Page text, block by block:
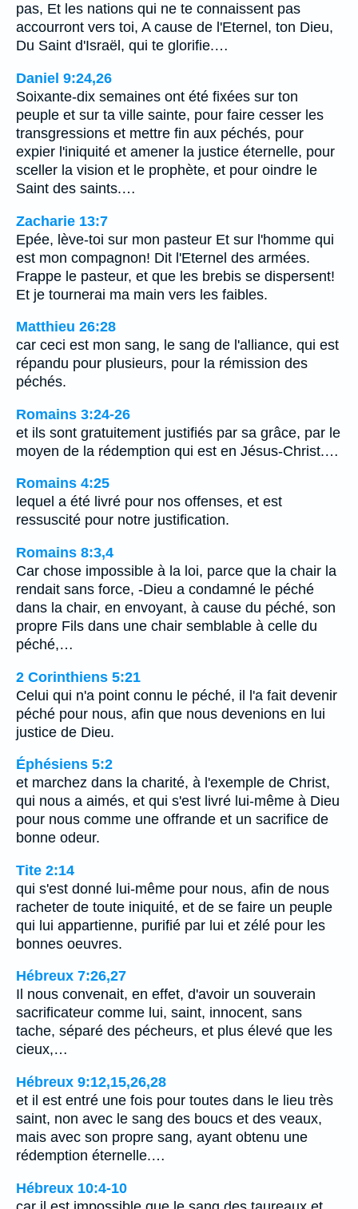
pas, Et les nations qui ne te connaissent pas
accourront vers toi, A cause de l'Eternel, ton Dieu,
Du Saint d'Israël, qui te glorifie.…
Daniel 9:24,26
Soixante-dix semaines ont été fixées sur ton
peuple et sur ta ville sainte, pour faire cesser les
transgressions et mettre fin aux péchés, pour
expier l'iniquité et amener la justice éternelle, pour
sceller la vision et le prophète, et pour oindre le
Saint des saints.…
Zacharie 13:7
Epée, lève-toi sur mon pasteur Et sur l'homme qui
est mon compagnon! Dit l'Eternel des armées.
Frappe le pasteur, et que les brebis se dispersent!
Et je tournerai ma main vers les faibles.
Matthieu 26:28
car ceci est mon sang, le sang de l'alliance, qui est
répandu pour plusieurs, pour la rémission des
péchés.
Romains 3:24-26
et ils sont gratuitement justifiés par sa grâce, par le
moyen de la rédemption qui est en Jésus-Christ.…
Romains 4:25
lequel a été livré pour nos offenses, et est
ressuscité pour notre justification.
Romains 8:3,4
Car chose impossible à la loi, parce que la chair la
rendait sans force, -Dieu a condamné le péché
dans la chair, en envoyant, à cause du péché, son
propre Fils dans une chair semblable à celle du
péché,…
2 Corinthiens 5:21
Celui qui n'a point connu le péché, il l'a fait devenir
péché pour nous, afin que nous devenions en lui
justice de Dieu.
Éphésiens 5:2
et marchez dans la charité, à l'exemple de Christ,
qui nous a aimés, et qui s'est livré lui-même à Dieu
pour nous comme une offrande et un sacrifice de
bonne odeur.
Tite 2:14
qui s'est donné lui-même pour nous, afin de nous
racheter de toute iniquité, et de se faire un peuple
qui lui appartienne, purifié par lui et zélé pour les
bonnes oeuvres.
Hébreux 7:26,27
Il nous convenait, en effet, d'avoir un souverain
sacrificateur comme lui, saint, innocent, sans
tache, séparé des pécheurs, et plus élevé que les
cieux,…
Hébreux 9:12,15,26,28
et il est entré une fois pour toutes dans le lieu très
saint, non avec le sang des boucs et des veaux,
mais avec son propre sang, ayant obtenu une
rédemption éternelle.…
Hébreux 10:4-10